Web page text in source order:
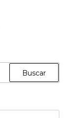
Buscar